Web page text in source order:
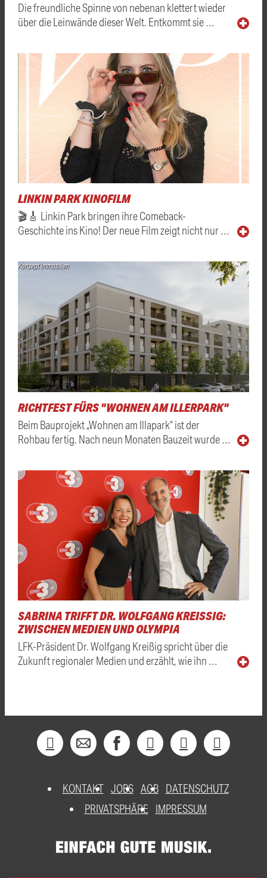
Die freundliche Spinne von nebenan klettert wieder
über die Leinwände dieser Welt. Entkommt sie …
LINKIN PARK KINOFILM
🎬🎸 Linkin Park bringen ihre Comeback-
Geschichte ins Kino! Der neue Film zeigt nicht nur …
Konzept Immobilien
RICHTFEST FÜRS "WOHNEN AM ILLERPARK"
Beim Bauprojekt „Wohnen am Illapark“ ist der
Rohbau fertig. Nach neun Monaten Bauzeit wurde …
SABRINA TRIFFT DR. WOLFGANG KREISSIG: Z
WISCHEN MEDIEN UND OLYMPIA
LFK-Präsident Dr. Wolfgang Kreißig spricht über die
Zukunft regionaler Medien und erzählt, wie ihn …
KONTAKT JOBS AGB DATENSCHUTZ
PRIVATSPHÄRE
IMPRESSUM